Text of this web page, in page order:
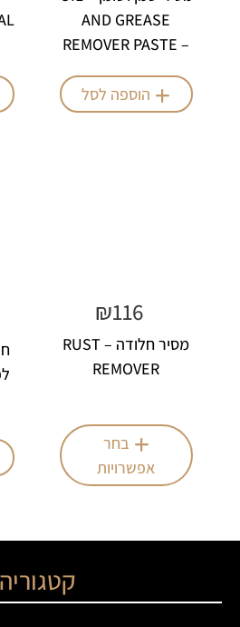
AND GREASE
REMOVER PASTE –
הוספה לסל
מסיר חלודה – RUST
REMOVER
₪116
בחר
אפשרויות
קטגוריה